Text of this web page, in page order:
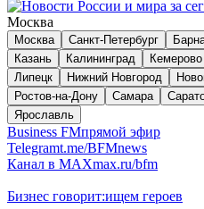
Москва
Москва Санкт-Петербург
Казань
Калининград Кемерово
Липецк
Нижний Новгород
Ростов-на-Дону
Самара
Ярославль
Business FMпрямой эфир
Telegramt.me/BFMnews
Канал в MAXmax.ru/bfm
Бизнес говорит:ищем героев